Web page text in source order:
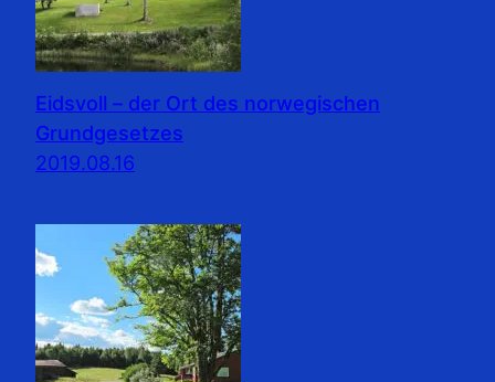
Eidsvoll – der Ort des norwegischen
Grundgesetzes
2019.08.16